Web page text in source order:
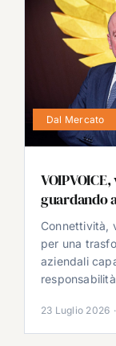
Dal Mercato
guardando
Connettività,
per una
aziendali
23 Luglio 2026 ·